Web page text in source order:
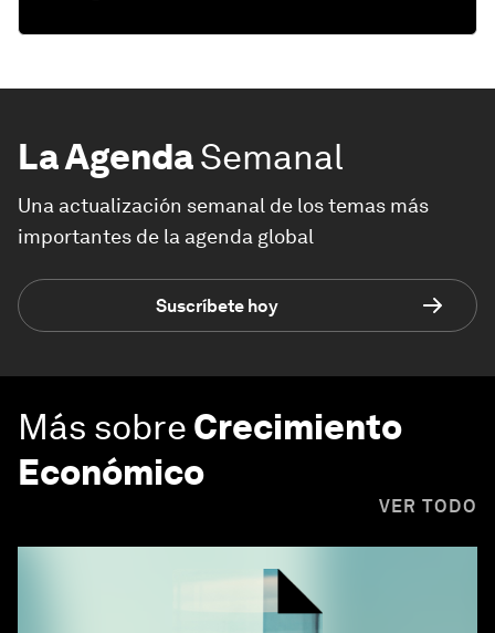
La AgendaSemanal
Una actualización semanal de los temas más
importantes de la agenda global
Suscríbete hoy
Más sobre Crecimiento
Económico
VER TODO